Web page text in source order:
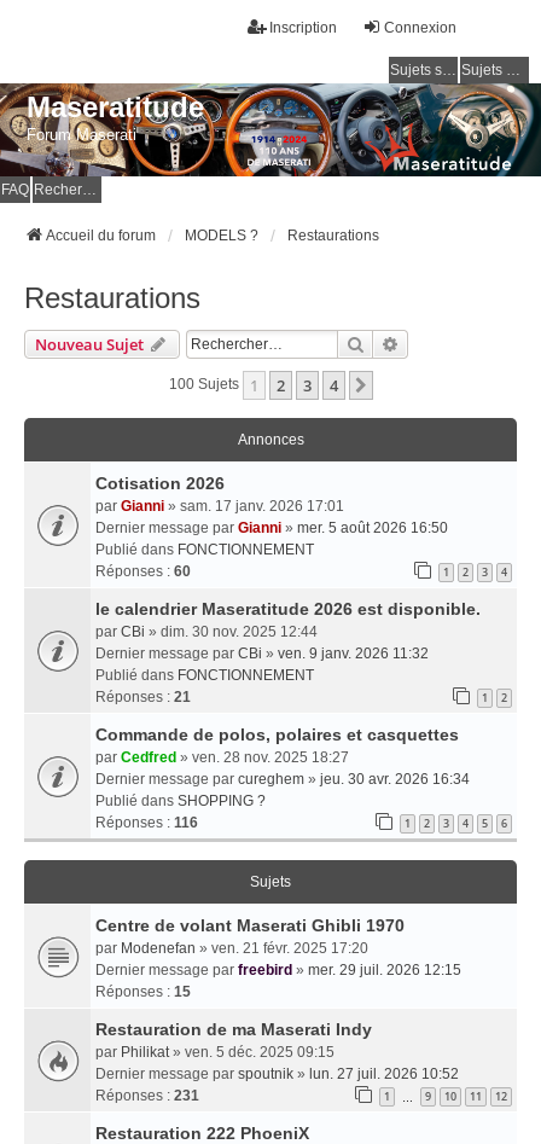
Connexion
Inscription
Sujets sans réponse Sujets actifs
Maseratitude
Forum Maserati
FAQ
Accueil du forum MODELS ? Restaurations
Restaurations
Nouveau Sujet Rechercher
100 Sujets 1 2 3 4
Annonces
Cotisation 2026
par Gianni » sam. 17 janv. 2026 17:01
Dernier message par Gianni » mer. 5 août 2026 16:50
Publié dans FONCTIONNEMENT
Réponses : 60 1 2 3 4
le calendrier Maseratitude 2026 est disponible.
par CBi » dim. 30 nov. 2025 12:44
Dernier message par CBi » ven. 9 janv. 2026 11:32
Publié dans FONCTIONNEMENT
Réponses : 21 1 2
Commande de polos, polaires et casquettes
par Cedfred » ven. 28 nov. 2025 18:27
Dernier message par cureghem » jeu. 30 avr. 2026 16:34
Publié dans SHOPPING ?
Réponses : 116 1 2 3 4 5 6
Sujets
Centre de volant Maserati Ghibli 1970
par Modenefan » ven. 21 févr. 2025 17:20
Dernier message par freebird » mer. 29 juil. 2026 12:15
Réponses : 15
Restauration de ma Maserati Indy
par Philikat » ven. 5 déc. 2025 09:15
Dernier message par spoutnik » lun. 27 juil. 2026 10:52
Réponses : 231 1 9 10 11 12
Restauration 222 PhoeniX